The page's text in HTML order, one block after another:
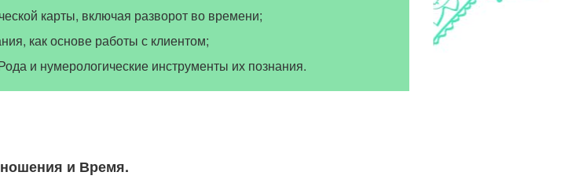
карты, включая разворот во времени;
как основе работы с клиентом;
и нумерологические инструменты их познания.
и Время.